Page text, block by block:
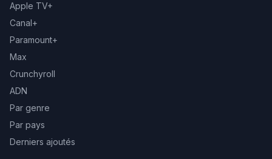
Apple TV+
Canal+
Paramount+
Max
Crunchyroll
ADN
Par genre
Par pays
Derniers ajoutés